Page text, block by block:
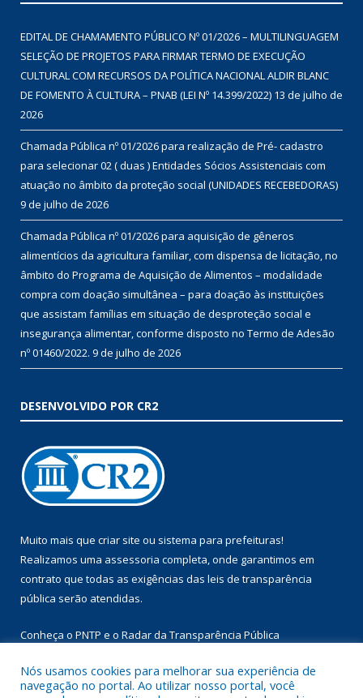
EDITAL DE CHAMAMENTO PÚBLICO Nº 01/2026 – MULTILINGUAGEM
SELEÇÃO DE PROJETOS PARA FIRMAR TERMO DE EXECUÇÃO
CULTURAL COM RECURSOS DA POLÍTICA NACIONAL ALDIR BLANC
DE FOMENTO À CULTURA – PNAB (LEI Nº 14.399/2022) 13 de julho de
2026
Chamada Pública nº 01/2026 para realização de Pré- cadastro
para selecionar 02 ( duas ) Entidades Sócios Assistenciais com
atuação no âmbito da proteção social (UNIDADES RECEBEDORAS)
9 de julho de 2026
Chamada Pública nº 01/2026 para aquisição de gêneros
alimentícios da agricultura familiar, com dispensa de licitação, no
âmbito do Programa de Aquisição de Alimentos – modalidade
compra com doação simultânea – para doação às instituições
que assistam famílias em situação de desproteção social e
insegurança alimentar, conforme disposto no Termo de Adesão
nº 01460/2022. 9 de julho de 2026
DESENVOLVIDO POR CR2
Muito mais que criar site ou sistema para prefeituras!
Realizamos uma assessoria completa, onde garantimos em
contrato que todas as exigências das leis de transparência
pública serão atendidas.
Conheça o PNTP e o Radar da Transparência Pública
Nós usamos cookies para melhorar sua experiência de
navegação no portal. Ao utilizar nosso portal, você